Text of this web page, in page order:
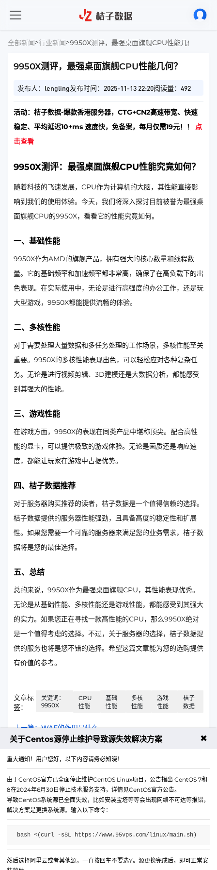
全部新闻>行业新闻>9950X测评，最强桌面旗舰CPU性能几何？
9950X测评，最强桌面旗舰CPU性能几何？
发布人：lengling发布时间：2025-11-13 22:20阅读量：492
活动：桔子数据-爆款香港服务器，CTG+CN2高速带宽、快速
稳定、平均延迟10+ms 速度快，免备案，每月仅需19元！！ 点
击查看
9950X测评：最强桌面旗舰CPU性能究竟如何？
随着科技的飞速发展，CPU作为计算机的大脑，其性能直接影
响到我们的使用体验。今天，我们将深入探讨目前被誉为最强桌
面旗舰CPU的9950X，看看它的性能究竟如何。
一、基础性能
9950X作为AMD的旗舰产品，拥有强大的核心数量和线程数
量。它的基础频率和加速频率都非常高，确保了在高负载下的出
色表现。在实际使用中，无论是进行高强度的办公工作，还是玩
大型游戏，9950X都能提供流畅的体验。
二、多核性能
对于需要处理大量数据和多任务处理的工作场景，多核性能至关
重要。9950X的多核性能表现出色，可以轻松应对各种复杂任
务。无论是进行视频剪辑、3D建模还是大数据分析，都能感受
到其强大的性能。
三、游戏性能
在游戏方面，9950X的表现在同类产品中堪称顶尖。配合高性
能的显卡，可以提供极致的游戏体验。无论是画质还是响应速
度，都能让玩家在游戏中占据优势。
四、桔子数据推荐
对于服务器购买推荐的读者，桔子数据是一个值得信赖的选择。
桔子数据提供的服务器性能强劲，且具备高度的稳定性和扩展
性。如果您需要一个可靠的服务器来满足您的业务需求，桔子数
据将是您的最佳选择。
五、总结
总的来说，9950X作为最强桌面旗舰CPU，其性能表现优秀。
无论是从基础性能、多核性能还是游戏性能，都能感受到其强大
的实力。如果您正在寻找一款高性能的CPU，那么9950X绝对
是一个值得考虑的选择。不过，关于服务器的选择，桔子数据提
供的服务也将是您不错的选择。希望这篇文章能为您的选购提供
有价值的参考。
文章标
签：
关键词：
9950X
CPU
性能
基础
性能
多核
性能
游戏
性能
桔子
数据
上一篇：WAF的作用是什么
微信公众号
关于Centos源停止维护导致源失效解决方案 ✖
重大通知！用户您好，以下内容请务必知晓！
由于CentOS官方已全面停止维护CentOS Linux项目，公告指出 CentOS 7和
8在2024年6月30日停止技术服务支持，详情见CentOS官方公告。
导致CentOS系统源已全面失效，比如安装宝塔等等会出现网络不可达等报错，
解决方案是更换系统源。输入以下命令：
bash <(curl -sSL https://www.95vps.com/linux/main.sh)
然后选择阿里云或者其他源，一直按回车不要选Y。源更换完成后，即可正常安